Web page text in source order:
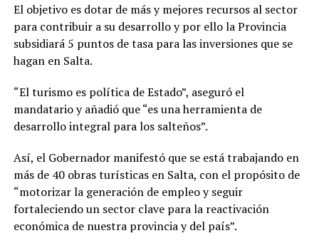
El objetivo es dotar de más y mejores recursos al sector
para contribuir a su desarrollo y por ello la Provincia
subsidiará 5 puntos de tasa para las inversiones que se
hagan en Salta.
“El turismo es política de Estado”, aseguró el
mandatario y añadió que “es una herramienta de
desarrollo integral para los salteños”.
Así, el Gobernador manifestó que se está trabajando en
más de 40 obras turísticas en Salta, con el propósito de
“motorizar la generación de empleo y seguir
fortaleciendo un sector clave para la reactivación
económica de nuestra provincia y del país”.